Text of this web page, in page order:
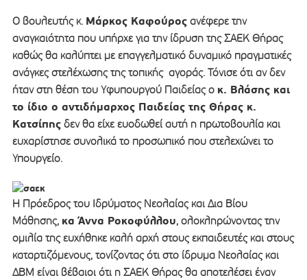
Ο βουλευτής κ. Μάρκος Καφούροςανέφερε την
αναγκαιότητα που υπήρχε για την ίδρυση της ΣΑΕΚ Θήρας
καθώς θα καλύπτει με επαγγελματικό δυναμικό πραγματικές
ανάγκες στελέχωσης της τοπικής αγοράς. Τόνισε ότι αν δεν
ήταν στη θέση του Υφυπουργού Παιδείας ο κ. Βλάσης και
το ίδιο ο αντιδήμαρχος Παιδείας της Θήρας κ.
Κατσίπηςδεν θα είχε ευοδωθεί αυτή η πρωτοβουλία και
ευχαρίστησε συνολικά το προσωπικό που στελεχώνει το
Υπουργείο.
Η Πρόεδρος του Ιδρύματος Νεολαίας και Δια Βίου
Μάθησης, κα Άννα Ροκοφύλλου, ολοκληρώνοντας την
ομιλία της ευχήθηκε καλή αρχή στους εκπαιδευτές και στους
καταρτιζόμενους, τονίζοντας ότι στο ίδρυμα Νεολαίας και
ΔΒΜ είναι βέβαιοι ότι η ΣΑΕΚ Θήρας θα αποτελέσει έναν